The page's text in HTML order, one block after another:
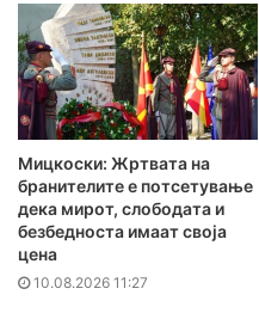
Мицкоски: Жртвата на
бранителите e потсетување
дека мирот, слободата и
безбедноста имаат своја
цена
10.08.2026 11:27